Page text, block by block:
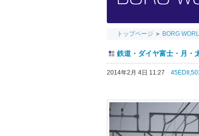
トップページ ＞ BORG
鉄道・ダイヤ富士・月
2014年2月 4日 11:27 45EDII,50